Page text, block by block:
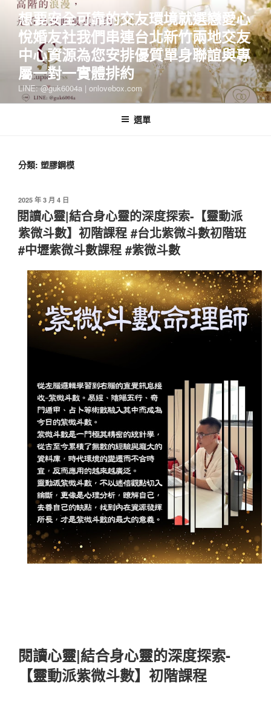
想要安全可靠的交友環境就選戀愛心
悅婚友社我們串連台北新竹兩地交友
中心資源為您安排優質單身聯誼與專
屬一對一實體排約
LINE: @guk6004a | onlovebox.com
選單
分類: 塑膠鋼模
發
佈
於
2025 年 3 月 4 日
閱讀心靈|結合身心靈的深度探索-【靈動派
紫微斗數】初階課程 #台北紫微斗數初階班
#中壢紫微斗數課程 #紫微斗數
閱讀心靈|結合身心靈的深度探索-
【靈動派紫微斗數】初階課程